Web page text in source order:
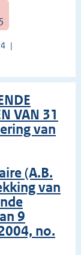
VAN 31
van
(A.B.
van
9
no.